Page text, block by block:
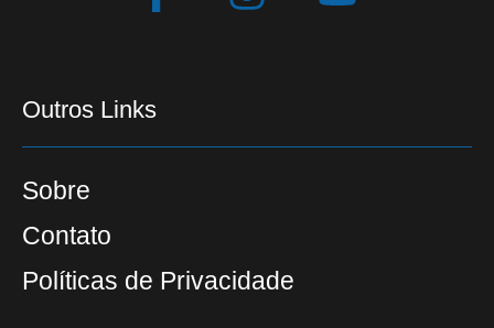
Outros Links
Sobre
Contato
Políticas de Privacidade